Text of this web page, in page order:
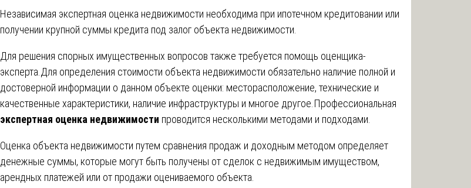
Независимая экспертная оценка недвижимости необходима при ипотечном кредитовании или
получении крупной суммы кредита под залог объекта недвижимости.
Для решения спорных имущественных вопросов также требуется помощь оценщика-
эксперта.Для определения стоимости объекта недвижимости обязательно наличие полной и
достоверной информации о данном объекте оценки: месторасположение, технические и
качественные характеристики, наличие инфраструктуры и многое другое.Профессиональная
экспертная оценка недвижимости проводится несколькими методами и подходами.
Оценка объекта недвижимости путем сравнения продаж и доходным методом определяет
денежные суммы, которые могут быть получены от сделок с недвижимым имуществом,
арендных платежей или от продажи оцениваемого объекта.